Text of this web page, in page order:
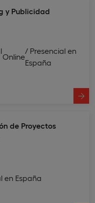
y Publicidad
Online
/ Presencial en
España
de Proyectos
en España